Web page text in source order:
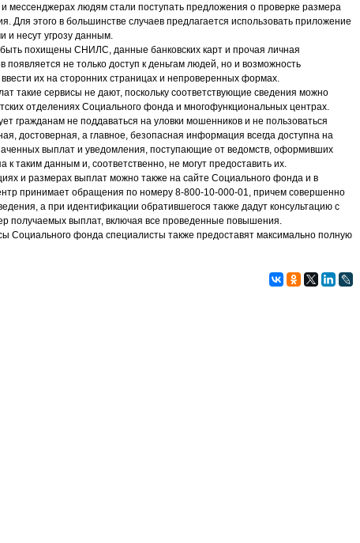
мессенджерах людям стали поступать предложения о проверке размера
Для этого в большинстве случаев предлагается использовать приложение
и несут угрозу данным.
быть похищены СНИЛС, данные банковских карт и прочая личная
не только доступ к деньгам людей, но и возможность
их на сторонних страницах и непроверенных формах.
такие сервисы не дают, поскольку соответствующие сведения можно
отделениях Социального фонда и многофункциональных центрах.
гражданам не поддаваться на уловки мошенников и не пользоваться
достоверная, а главное, безопасная информация всегда доступна на
выплат и уведомления, поступающие от ведомств, оформивших
таким данным и, соответственно, не могут предоставить их.
и размерах выплат можно также на сайте Социального фонда и в
принимает обращения по номеру 8-800-10-000-01, причем совершенно
а при идентификации обратившегося также дадут консультацию с
получаемых выплат, включая все проведенные повышения.
Социального фонда специалисты также предоставят максимально полную